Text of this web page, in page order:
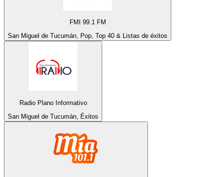
FMI 99.1 FM
San Miguel de Tucumán, Pop, Top 40 & Listas de éxitos
Radio Plano Informativo
San Miguel de Tucumán, Éxitos